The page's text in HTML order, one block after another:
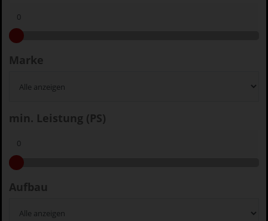
Marke
min. Leistung (PS)
Aufbau